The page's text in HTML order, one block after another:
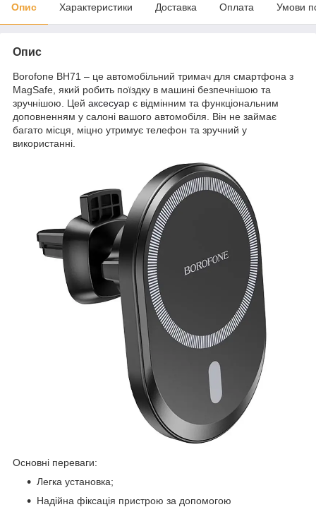
Опис Характеристики Доставка Оплата Умови
Опис
Borofone BH71 – це автомобільний тримач для смартфона з
MagSafe, який робить поїздку в машині безпечнішою та
зручнішою. Цей аксесуар є відмінним та функціональним
доповненням у салоні вашого автомобіля. Він не займає
багато місця, міцно утримує телефон та зручний у
використанні.
Основні переваги:
Легка установка;
Надійна фіксація пристрою за допомогою